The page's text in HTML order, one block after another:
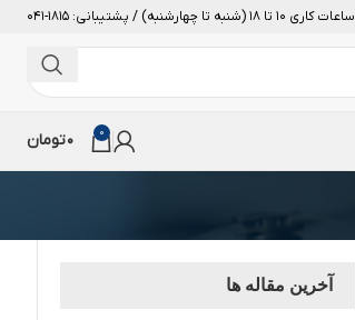
ساعات کاری 10 تا 18 (شنبه تا چهارشنبه) / پشتیبانی: 1815-041
0
0تومان
آخرین مقاله ها